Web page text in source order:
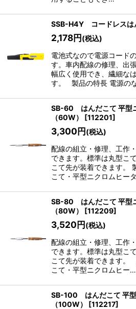
SSB-H4Y コードレスは
2,178円(税込)
電池式なので電源コード
す。車内配線の修理、出
幅広く使用でき、繊細な
す。 製品の特長 電源の
SB-60 はんだこて 平型
（60W）
[112201]
3,300円(税込)
配線の組立・修理、工作
できます。標準は丸型こ
こて先が装着できます。
こて・平型ニクロムヒー
SB-80 はんだこて 平型
（80W）
[112209]
3,520円(税込)
配線の組立・修理、工作
できます。標準は丸型こ
こて先が装着できます。
こて・平型ニクロムヒー…
SB-100 はんだこて 平
（100W）
[112217]